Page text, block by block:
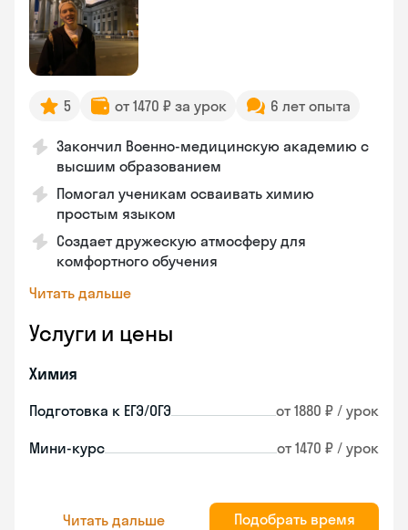
5 от 1470 ₽ за урок 6 лет опыта
Закончил Военно-медицинскую академию с
высшим образованием
Помогал ученикам осваивать химию
простым языком
Создает дружескую атмосферу для
комфортного обучения
Читать дальше
Услуги и цены
Химия
Подготовка к ЕГЭ/ОГЭ от 1880 ₽ / урок
Мини-курс от 1470 ₽ / урок
Читать дальше Подобрать время